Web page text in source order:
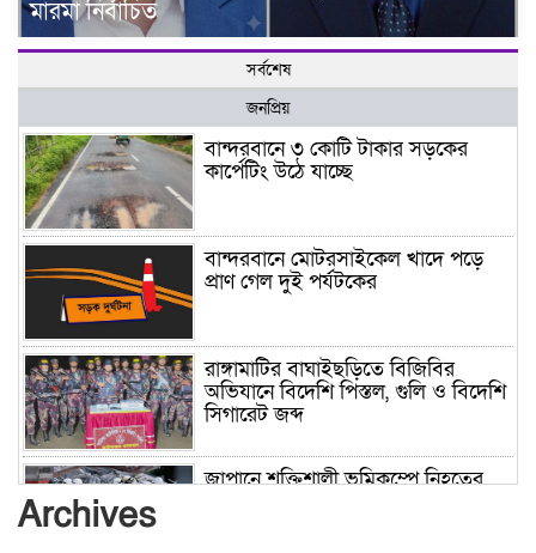
মারমা নির্বাচিত
সর্বশেষ
জনপ্রিয়
বান্দরবানে ৩ কোটি টাকার সড়কের
কার্পেটিং উঠে যাচ্ছে
বান্দরবানে মোটরসাইকেল খাদে পড়ে
প্রাণ গেল দুই পর্যটকের
রাঙ্গামাটির বাঘাইছড়িতে বিজিবির
অভিযানে বিদেশি পিস্তল, গুলি ও বিদেশি
সিগারেট জব্দ
জাপানে শক্তিশালী ভূমিকম্পে নিহতের
Archives